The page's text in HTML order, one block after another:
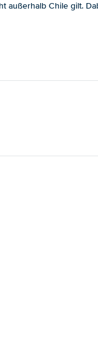
außerhalb Chile gilt.